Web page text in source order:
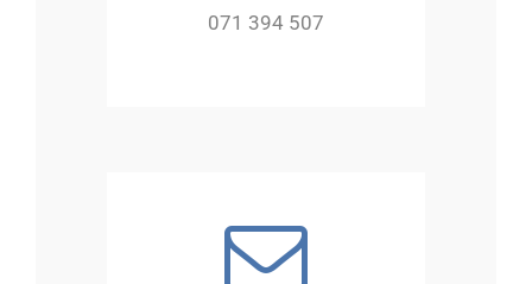
071 394 507